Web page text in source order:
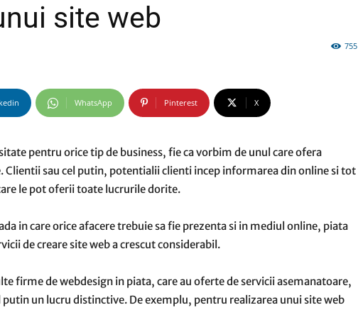
comunicate
site web
755
WhatsApp Pinterest X
pentru orice tip de business, fie ca vorbim de unul care ofera
Clientii sau cel putin, potentialii clienti incep informarea din online si tot
le pot oferii toate lucrurile dorite.
in care orice afacere trebuie sa fie prezenta si in mediul online, piata
de creare site web a crescut considerabil.
firme de webdesign in piata, care au oferte de servicii asemanatoare,
putin un lucru distinctive. De exemplu, pentru realizarea unui site web